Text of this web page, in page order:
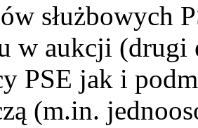
służbowych
w aukcji (drugi
PSE jak i
(m.in.